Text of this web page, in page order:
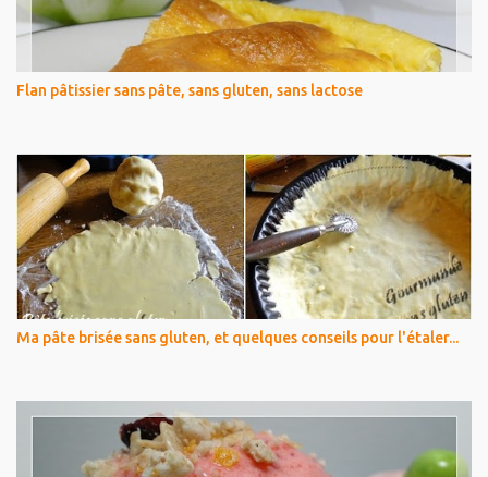
Flan pâtissier sans pâte, sans gluten, sans lactose
Ma pâte brisée sans gluten, et quelques conseils pour l'étaler...